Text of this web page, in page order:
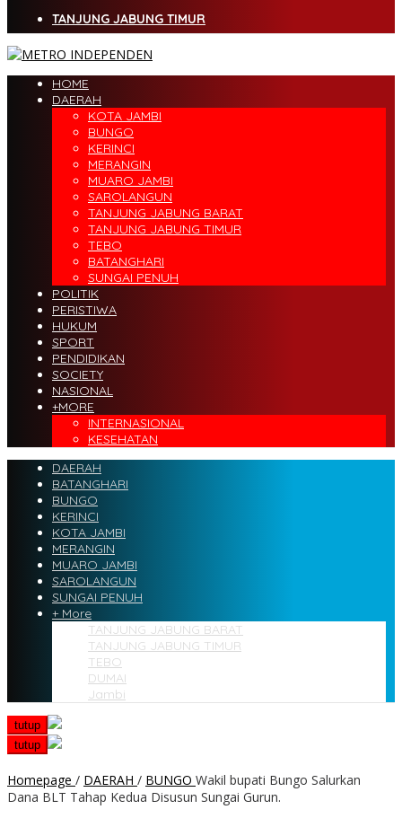
TANJUNG JABUNG TIMUR
HOME
DAERAH
KOTA JAMBI
BUNGO
KERINCI
MERANGIN
MUARO JAMBI
SAROLANGUN
TANJUNG JABUNG BARAT
TANJUNG JABUNG TIMUR
TEBO
BATANGHARI
SUNGAI PENUH
POLITIK
PERISTIWA
HUKUM
SPORT
PENDIDIKAN
SOCIETY
NASIONAL
+MORE
INTERNASIONAL
KESEHATAN
DAERAH
BATANGHARI
BUNGO
KERINCI
KOTA JAMBI
MERANGIN
MUARO JAMBI
SAROLANGUN
SUNGAI PENUH
+ More
TANJUNG JABUNG BARAT
TANJUNG JABUNG TIMUR
TEBO
DUMAI
Jambi
tutup
tutup
Homepage / DAERAH / BUNGO Wakil bupati Bungo Salurkan
Dana BLT Tahap Kedua Disusun Sungai Gurun.